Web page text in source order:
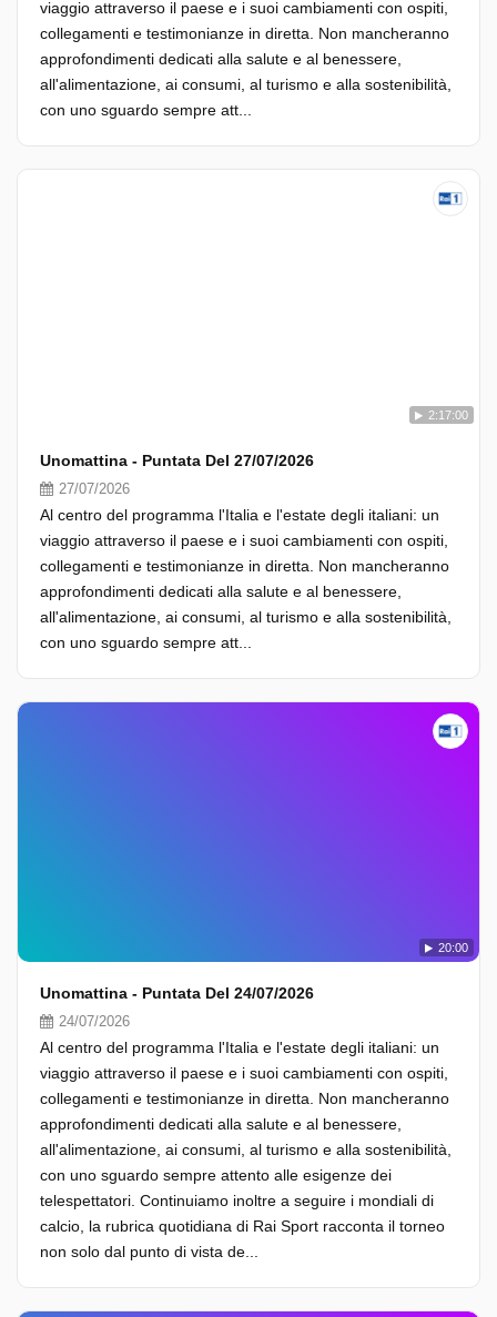
viaggio attraverso il paese e i suoi cambiamenti con ospiti,
collegamenti e testimonianze in diretta. Non mancheranno
approfondimenti dedicati alla salute e al benessere,
all'alimentazione, ai consumi, al turismo e alla sostenibilità,
con uno sguardo sempre att...
2:17:00
Unomattina - Puntata Del 27/07/2026
27/07/2026
Al centro del programma l'Italia e l'estate degli italiani: un
viaggio attraverso il paese e i suoi cambiamenti con ospiti,
collegamenti e testimonianze in diretta. Non mancheranno
approfondimenti dedicati alla salute e al benessere,
all'alimentazione, ai consumi, al turismo e alla sostenibilità,
con uno sguardo sempre att...
20:00
Unomattina - Puntata Del 24/07/2026
24/07/2026
Al centro del programma l'Italia e l'estate degli italiani: un
viaggio attraverso il paese e i suoi cambiamenti con ospiti,
collegamenti e testimonianze in diretta. Non mancheranno
approfondimenti dedicati alla salute e al benessere,
all'alimentazione, ai consumi, al turismo e alla sostenibilità,
con uno sguardo sempre attento alle esigenze dei
telespettatori. Continuiamo inoltre a seguire i mondiali di
calcio, la rubrica quotidiana di Rai Sport racconta il torneo
non solo dal punto di vista de...